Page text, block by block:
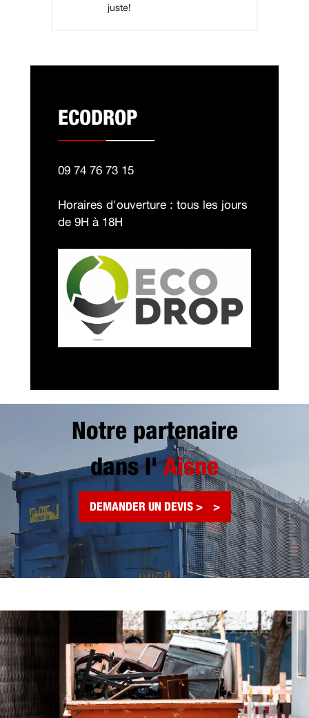
juste!
ECODROP
09 74 76 73 15
Horaires d'ouverture : tous les jours
de 9H à 18H
Notre partenaire
dans l'Aisne
DEMANDER UN DEVIS >